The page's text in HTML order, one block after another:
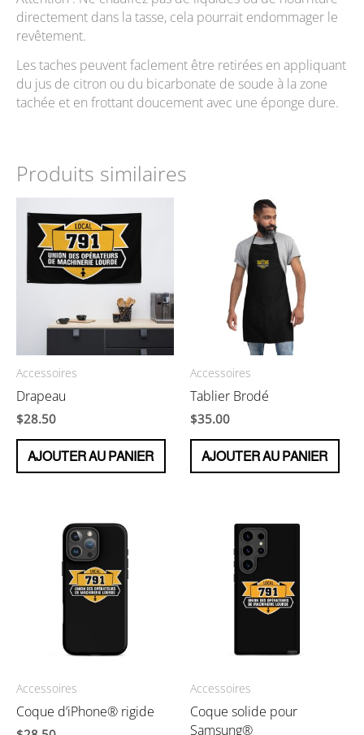
directement dans la tasse, cela pourrait endommager le
revêtement.
Les taches peuvent faclement être retirées en appliquant
du jus de citron ou du bicarbonate de soude à la zone
tachée et en frottant doucement avec une éponge dure.
Produits similaires
Accessoires
Drapeau
$28.50
AJOUTER AU PANIER
Accessoires
Tablier Brodé
$35.00
AJOUTER AU PANIER
Accessoires
Coque d’iPhone® rigide
Accessoires
Coque solide pour
Samsung®